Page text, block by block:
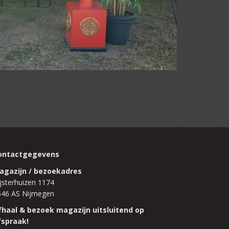
/ bezoekadres
1174
AS Nijmegen
& bezoek magazijn uitsluitend op